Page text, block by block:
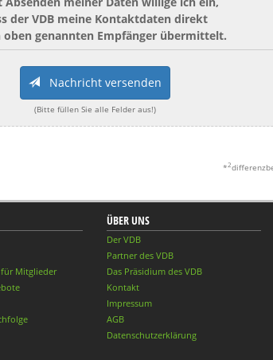
der VDB meine Kontaktdaten direkt
oben genannten Empfänger übermittelt.
Nachricht versenden
(Bitte füllen Sie alle Felder aus!)
*2
Mitglieder
ÜBER UNS
Der VDB
Partner des VDB
Das Präsidium des VDB
Kontakt
Impressum
AGB
Datenschutzerklärung